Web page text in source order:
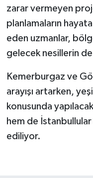
zarar vermeyen
planlamaların
eden uzmanlar,
gelecek nesillerin de
Kemerburgaz ve
arayışı artarken,
konusunda
hem de
ediliyor.